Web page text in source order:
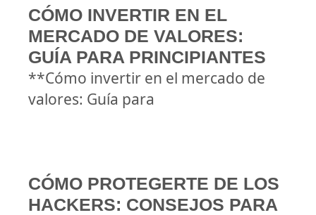
CÓMO INVERTIR EN EL
MERCADO DE VALORES:
GUÍA PARA PRINCIPIANTES
**Cómo invertir en el mercado de
valores: Guía para
CÓMO PROTEGERTE DE LOS
HACKERS: CONSEJOS PARA